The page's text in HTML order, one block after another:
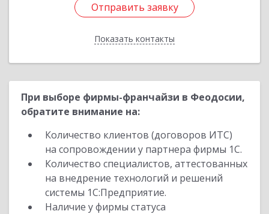
Отправить заявку
Показать контакты
Отправить заявку
Назад
При выборе фирмы-франчайзи в Феодосии,
обратите внимание на:
Количество клиентов (договоров ИТС)
на сопровождении у партнера фирмы 1С.
Количество специалистов, аттестованных
на внедрение технологий и решений
системы 1С:Предприятие.
Наличие у фирмы статуса